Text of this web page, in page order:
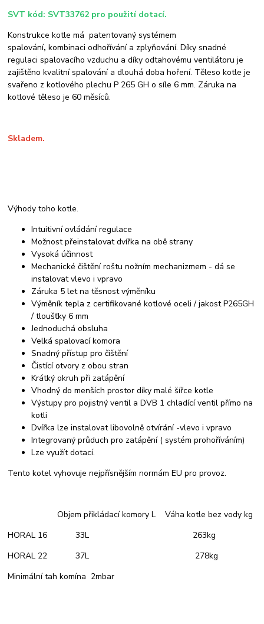
SVT kód: SVT33762 pro použití dotací.
Konstrukce kotle má patentovaný systémem
spalování, kombinaci odhořívání a zplyňování. Díky snadné
regulaci spalovacího vzduchu a díky odtahovému ventilátoru je
zajištěno kvalitní spalování a dlouhá doba hoření. Těleso kotle je
svařeno z kotlového plechu P 265 GH o síle 6 mm. Záruka na
kotlové těleso je 60 měsíců.
Skladem.
Výhody toho kotle.
Intuitivní ovládání regulace
Možnost přeinstalovat dvířka na obě strany
Vysoká účinnost
Mechanické čištění roštu nožním mechanizmem - dá se
instalovat vlevo i vpravo
Záruka 5 let na těsnost výměníku
Výměník tepla z certifikované kotlové oceli / jakost P265GH
/ tloušťky 6 mm
Jednoduchá obsluha
Velká spalovací komora
Snadný přístup pro čištění
Čistící otvory z obou stran
Krátký okruh při zatápění
Vhodný do menších prostor díky malé šířce kotle
Výstupy pro pojistný ventil a DVB 1 chladící ventil přímo na
kotli
Dvířka lze instalovat libovolně otvírání -vlevo i vpravo
Integrovaný průduch pro zatápění ( systém prohoříváním)
Lze využít dotací.
Tento kotel vyhovuje nejpřísnějším normám EU pro provoz.
Objem přikládací komory L Váha kotle bez vody kg
HORAL 16 33L 263kg
HORAL 22 37L 278kg
Minimální tah komína 2mbar